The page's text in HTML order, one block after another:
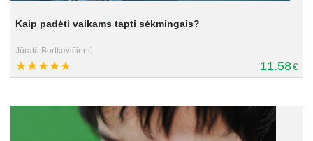
Kaip padėti vaikams tapti sėkmingais?
Jūratė Bortkevičienė
11.58€